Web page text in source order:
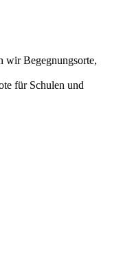
wir Begegnungsorte,
für Schulen und